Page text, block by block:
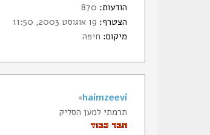
הודעות:
הצטרף:
מיקום: חיפה
haimzeevi
תרמתי למען הסליק